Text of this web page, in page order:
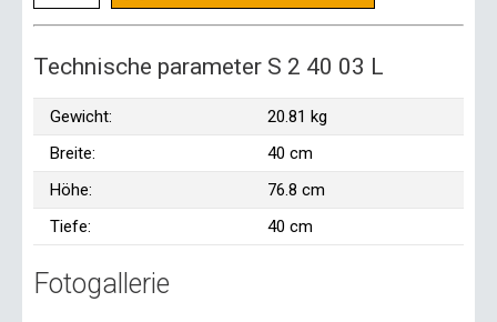
Technische parameter S 2 40 03 L
Gewicht:
20.81 kg
Breite:
40 cm
Höhe:
76.8 cm
Tiefe:
40 cm
Fotogallerie